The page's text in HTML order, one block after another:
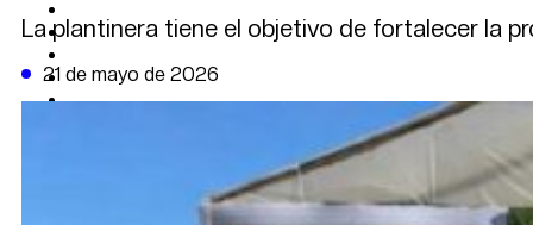
POLÍTICA
DATA FIRME
DE LA TRIBUNA TV
La plantinera tiene el objetivo de fortalecer la
21 de mayo de 2026